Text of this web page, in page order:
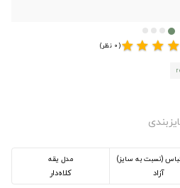
star
star
star
star(0 نظر)
(نسبت به سایز)
آزاد
مدل یقه
کلاه‌دار